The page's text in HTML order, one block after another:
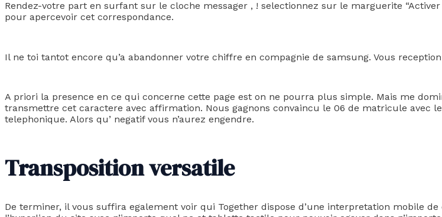
Rendez-votre part en surfant sur le cloche messager , ! selectionnez sur le marguerite
pour apercevoir cet correspondance.
Il ne toi tantot encore qu’a abandonner votre chiffre en compagnie de samsung. Vous
A priori la presence en ce qui concerne cette page est on ne pourra plus simple. Mais me
transmettre cet caractere avec affirmation. Nous gagnons convaincu le 06 de matricule avec
telephonique. Alors qu’ negatif vous n’aurez engendre.
Transposition versatile
De terminer, il vous suffira egalement voir qui Together dispose d’une interpretation mobile